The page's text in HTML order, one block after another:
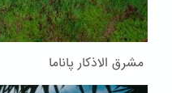
مشرق الاذکار پاناما